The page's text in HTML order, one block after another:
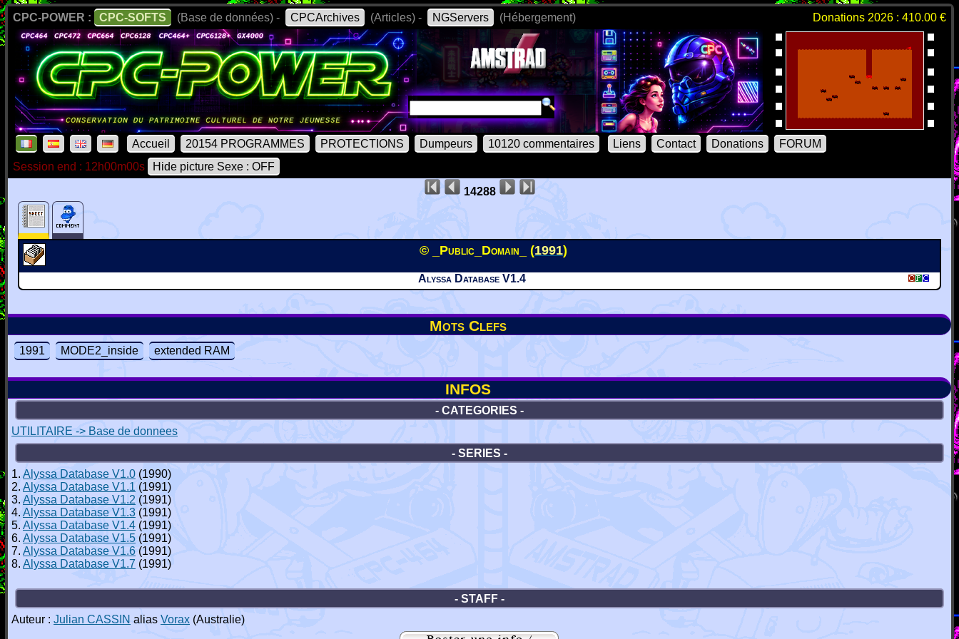
CPC-POWER : CPC-SOFTS (Base de données) - CPCArchives (Articles) - NGServers (Hébergement) Donations 2026 : 410.00 €
Accueil 20154 PROGRAMMES PROTECTIONS Dumpeurs 10120 commentaires Liens Contact Donations
FORUM
Session end : 12h00m00s
Hide picture Sexe : OFF
14288
© _Public_Domain_ (1991)
Alyssa Database V1.4
Mots Clefs
1991 MODE2_inside extended RAM
INFOS
- CATEGORIES -
UTILITAIRE -> Base de donnees
- SERIES -
1. Alyssa Database V1.0 (1990)
2. Alyssa Database V1.1 (1991)
3. Alyssa Database V1.2 (1991)
4. Alyssa Database V1.3 (1991)
5. Alyssa Database V1.4 (1991)
6. Alyssa Database V1.5 (1991)
7. Alyssa Database V1.6 (1991)
8. Alyssa Database V1.7 (1991)
- STAFF -
Auteur : Julian CASSIN alias Vorax (Australie)